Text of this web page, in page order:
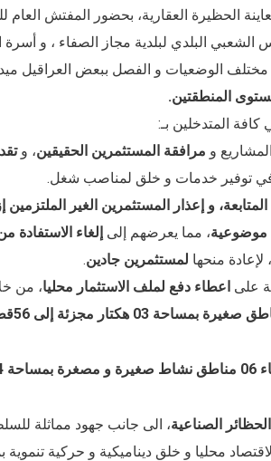
الحظيرة العقارية، بحضور المفتش العام
الشعبي البلدي لبلدية مجاز الصفاء ، و أسرة
مختلف الوضعيات و الفصل ببعض العراقيل
المتدخلين بـ:
و مرافقة المستثمرين الحقيقين، و
توفير خدمات و خلق لمناصب شغل.
و إعذار المستثمرين الغير
موضوعية، مما يعرضهم إلى إلغاء الاستفادة
، لإعادة منحها لمستثمرين جادين.
على اعطاء دفع لملف الاستثمار محليا، من
الصناعية، الى جانب جهود مماثلة
محليا و خلق ديناميكية و حركية